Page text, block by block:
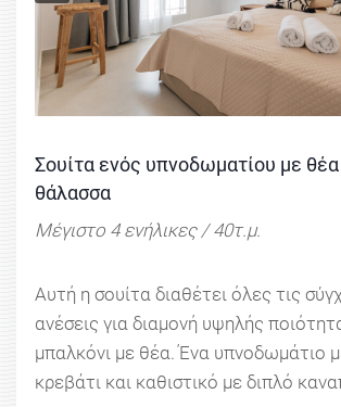
Σουίτα ενός υπνοδωματίου με
θάλασσα
Μέγιστο 4 ενήλικες / 40τ.μ.
Αυτή η σουίτα διαθέτει όλες τις
ανέσεις για διαμονή υψηλής
μπαλκόνι με θέα. Ένα υπνοδωμάτιο
κρεβάτι και καθιστικό με διπλό